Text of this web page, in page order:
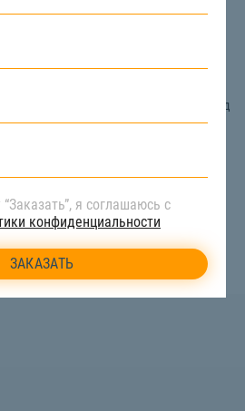
крупные объекты.
грузов осуществляется
– вид
которого достигает 40 тонн.
низкорамные тралы,
и высоких грузов длиной до 16
негабаритных грузов в Саранске вы
Подробную информацию о цене
в наличии можно по телефону:
8
я соглашаюсь с
конфиденциальности